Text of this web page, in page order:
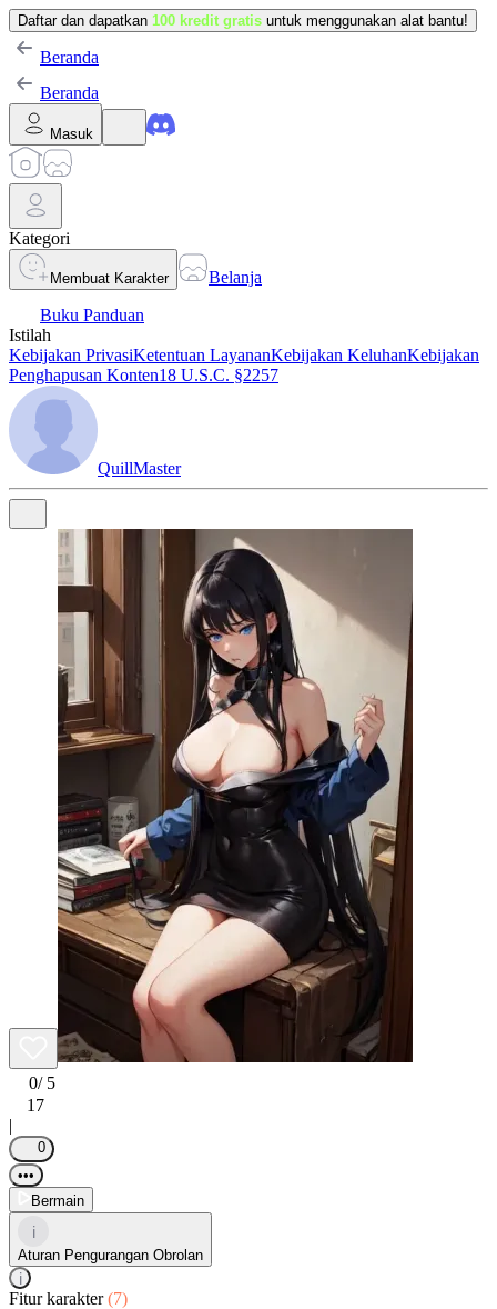
Daftar dan dapatkan 100 kredit gratis untuk menggunakan alat bantu!
Beranda
Beranda
Masuk
Kategori
Membuat Karakter
Belanja
Buku Panduan
Istilah
Kebijakan PrivasiKetentuan LayananKebijakan KeluhanKebijakan
Penghapusan Konten18 U.S.C. §2257
QuillMaster
0/ 5
17
|
0
•••
Bermain
i
Aturan Pengurangan Obrolan
i
Fitur karakter(7)